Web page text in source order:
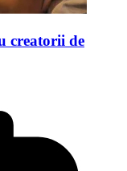
creatorii de